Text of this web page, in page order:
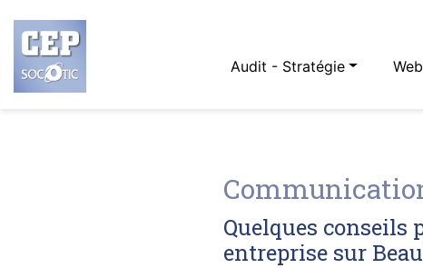
Audit - Stratégie Web
Quelques conseils
entreprise sur